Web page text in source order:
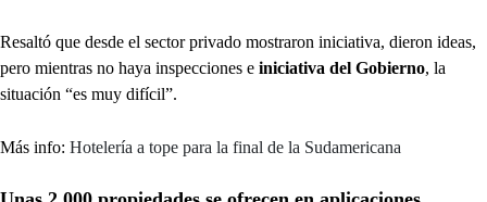
Resaltó que desde el sector privado mostraron iniciativa, dieron ideas,
pero mientras no haya inspecciones e iniciativa del Gobierno, la
situación “es muy difícil”.
Más info: Hotelería a tope para la final de la Sudamericana